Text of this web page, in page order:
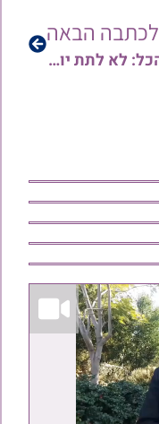
לכתבה הבאה
עצרו הכל: לא לתת יותר מחומש לצדקה? | הרב ישי יפת בשיעור רביעי בסדרה על צדקה ומעשר כספים